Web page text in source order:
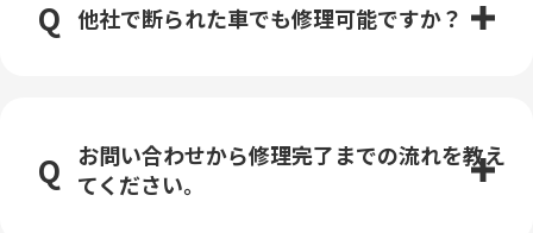
他社で断られた車でも修理可能ですか？
お問い合わせから修理完了までの流れを教え
てください。